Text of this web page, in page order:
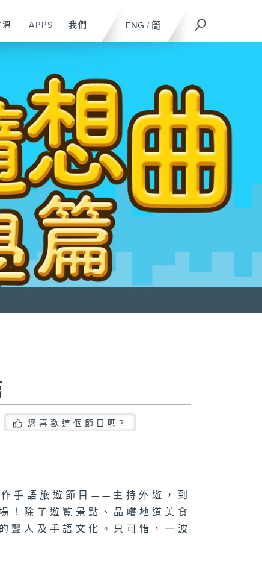
ENG / 簡
APPS 我們
您喜歡這個節目嗎?
手語旅遊節目——主持外遊，到
！除了遊覧景點、品嚐地道美食
聾人及手語文化。只可惜，一波